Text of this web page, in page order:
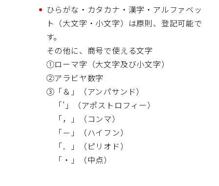
ひらがな・カタカナ・漢字・アルファベッ
ト（大文字・小文字）は原則、登記可能で
す。
その他に、商号で使える文字
①ローマ字（大文字及び小文字）
②アラビヤ数字
③「＆」（アンパサンド）
「’」（アポストロフィー）
「，」（コンマ）
「－」（ハイフン）
「．」（ピリオド）
「・」（中点）